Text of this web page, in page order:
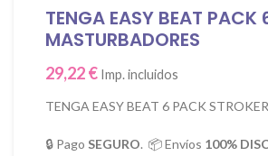
TENGA EASY BEAT PACK
MASTURBADORES
29,22€ Imp. incluidos
TENGA EASY BEAT 6 PACK
🔒 Pago SEGURO. 📦 Envíos 100%